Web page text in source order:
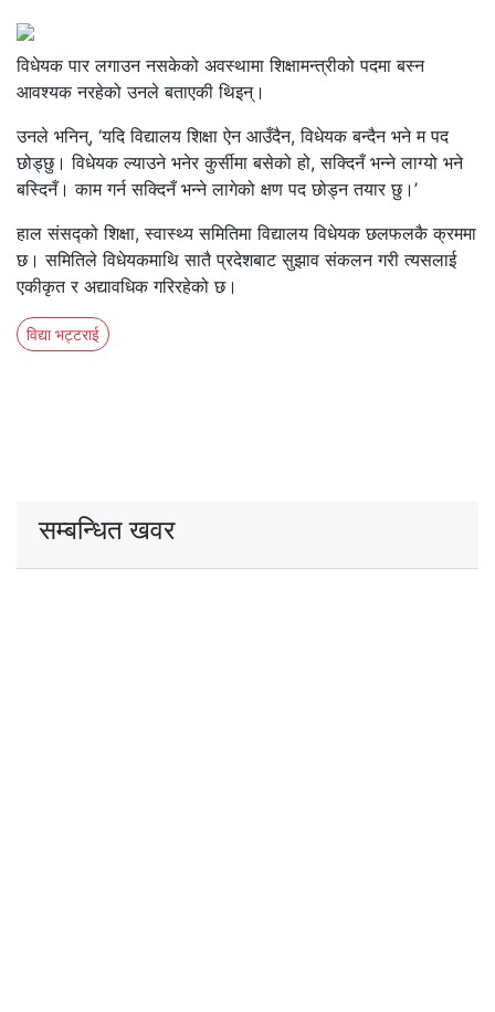
विधेयक पार लगाउन नसकेको अवस्थामा शिक्षामन्त्रीको पदमा बस्न
आवश्यक नरहेको उनले बताएकी थिइन्।
उनले भनिन्, ‘यदि विद्यालय शिक्षा ऐन आउँदैन, विधेयक बन्दैन भने म पद
छोड्छु। विधेयक ल्याउने भनेर कुर्सीमा बसेको हो, सक्दिनँ भन्ने लाग्यो भने
बस्दिनँ। काम गर्न सक्दिनँ भन्ने लागेको क्षण पद छोड्न तयार छु।’
हाल संसद्को शिक्षा, स्वास्थ्य समितिमा विद्यालय विधेयक छलफलकै क्रममा
छ। समितिले विधेयकमाथि सातै प्रदेशबाट सुझाव संकलन गरी त्यसलाई
एकीकृत र अद्यावधिक गरिरहेको छ।
विद्या भट्टराई
सम्बन्धित खवर